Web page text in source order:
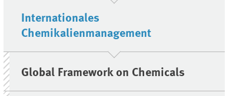
Internationales
Chemikalienmanagement
Global Framework on Chemicals